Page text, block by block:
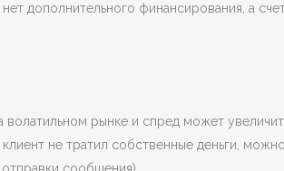
дополнительного финансирования, а
рынке и спред может
не тратил собственные деньги,